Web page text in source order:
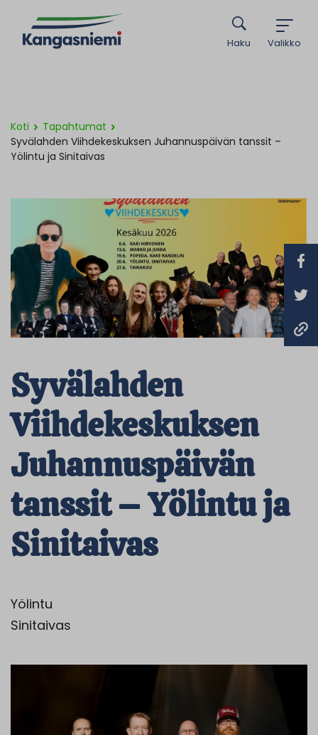
Valikko
Haku
Koti
Tapahtumat
Syvälahden Viihdekeskuksen Juhannuspäivän tanssit –
Yölintu ja Sinitaivas
Syvälahden
Viihdekeskuksen
Juhannuspäivän
tanssit – Yölintu ja
Sinitaivas
Yölintu
Sinitaivas